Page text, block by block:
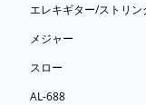
エレキギター/ストリ
メジャー
スロー
AL-688